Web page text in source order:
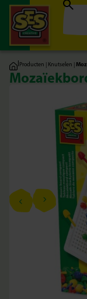
|Producten | Knutselen |